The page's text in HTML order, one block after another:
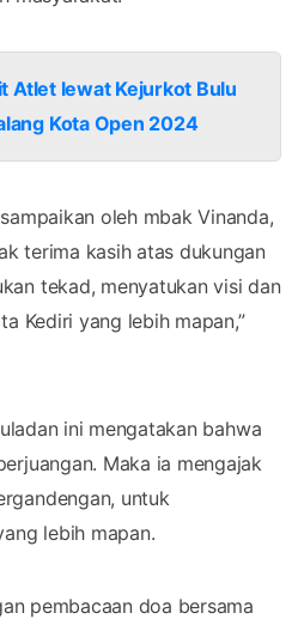
Atlet lewat Kejurkot Bulu
Kota Open 2024
oleh mbak Vinanda,
terima kasih atas dukungan
tekad, menyatukan visi dan
Kediri yang lebih mapan,”
ini mengatakan bahwa
Maka ia mengajak
untuk
lebih mapan.
pembacaan doa bersama